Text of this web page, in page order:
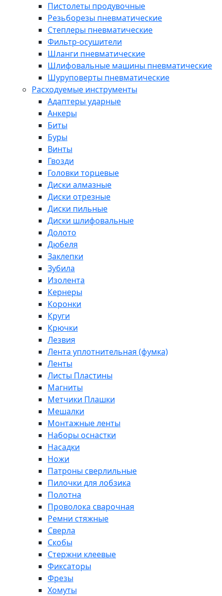
Пистолеты продувочные
Резьборезы пневматические
Степлеры пневматические
Фильтр-осушители
Шланги пневматические
Шлифовальные машины пневматические
Шуруповерты пневматические
Расходуемые инструменты
Адаптеры ударные
Анкеры
Биты
Буры
Винты
Гвозди
Головки торцевые
Диски алмазные
Диски отрезные
Диски пильные
Диски шлифовальные
Долото
Дюбеля
Заклепки
Зубила
Изолента
Кернеры
Коронки
Круги
Крючки
Лезвия
Лента уплотнительная (фумка)
Ленты
Листы Пластины
Магниты
Метчики Плашки
Мешалки
Монтажные ленты
Наборы оснастки
Насадки
Ножи
Патроны сверлильные
Пилочки для лобзика
Полотна
Проволока сварочная
Ремни стяжные
Сверла
Скобы
Стержни клеевые
Фиксаторы
Фрезы
Хомуты